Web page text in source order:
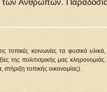
των Ανθρώπων.
τοπικές κοινωνίες τα φυσικά
της πολιτισμικής μας
τοπικής οικονομίας).